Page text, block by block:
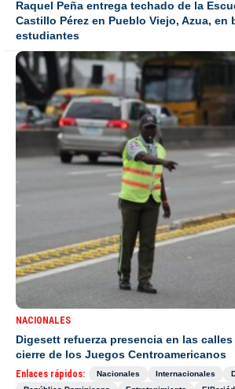
Raquel Peña entrega techado de la
Castillo Pérez en Pueblo Viejo, Azua, en
estudiantes
NACIONALES
Digesett refuerza presencia en las
cierre de los Juegos Centroamericanos
Enlaces rápidos: Nacionales Internacionales